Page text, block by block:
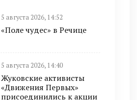
5 августа 2026, 14:52
«Поле чудес» в Речице
5 августа 2026, 14:40
Жуковские активисты
«Движения Первых»
присоединились к акции